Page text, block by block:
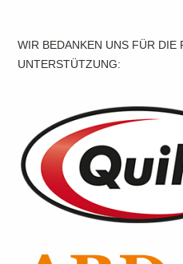
WIR BEDANKEN UNS FÜR DIE
UNTERSTÜTZUNG: